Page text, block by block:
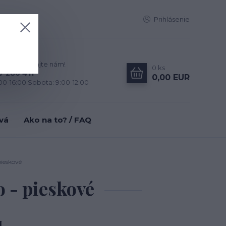
Prihlásenie
Zavolajte nám!
280 411
16:00 Sobota: 9:00-12:00
0 ks
0,00 EUR
Ako na to? / FAQ
- pieskové